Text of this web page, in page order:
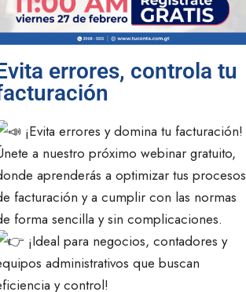
errores, controla tu
¡Evita errores y domina tu facturación!
a nuestro próximo webinar gratuito,
aprenderás a optimizar tus procesos
facturación y a cumplir con las normas
forma sencilla y sin complicaciones.
¡Ideal para negocios, contadores y
administrativos que buscan
y control!